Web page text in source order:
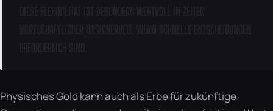
Physisches Gold kann auch als Erbe für zukünftige